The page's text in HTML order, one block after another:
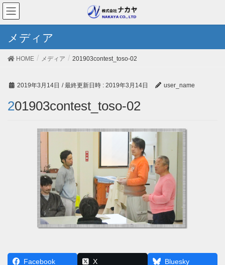
メディア
HOME メディア 201903contest_toso-02
2019年3月14日 / 最終更新日時 : 2019年3月14日 user_name
201903contest_toso-02
Facebook X Bluesky